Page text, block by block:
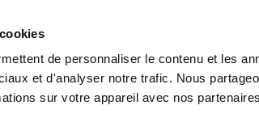
de personnaliser le contenu et les
et d'analyser notre trafic. Nous
sur votre appareil avec nos